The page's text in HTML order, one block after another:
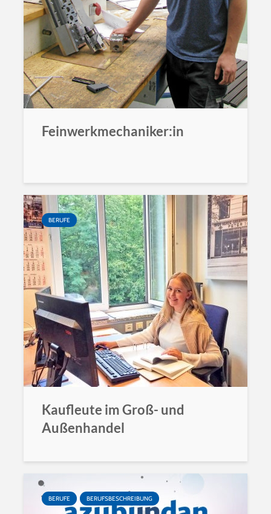
Feinwerkmechaniker:in
BERUFE
Kaufleute im Groß- und
Außenhandel
BERUFE BERUFSBESCHREIBUNG